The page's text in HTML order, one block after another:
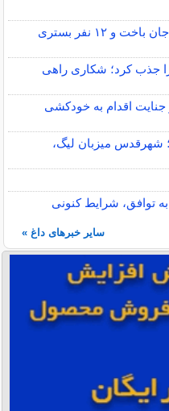
مسمومیت الکلی در نیشابور؛ یک نفر جان باخت و ۱۲ نفر بستری
آلومینیوم را جذب کرد؛ شکاری راهی
جنایت اقدام به خودکشی
شهرقدس میزبان لیگ،
توافق، شرایط کنونی
سایر خبرهای داغ »